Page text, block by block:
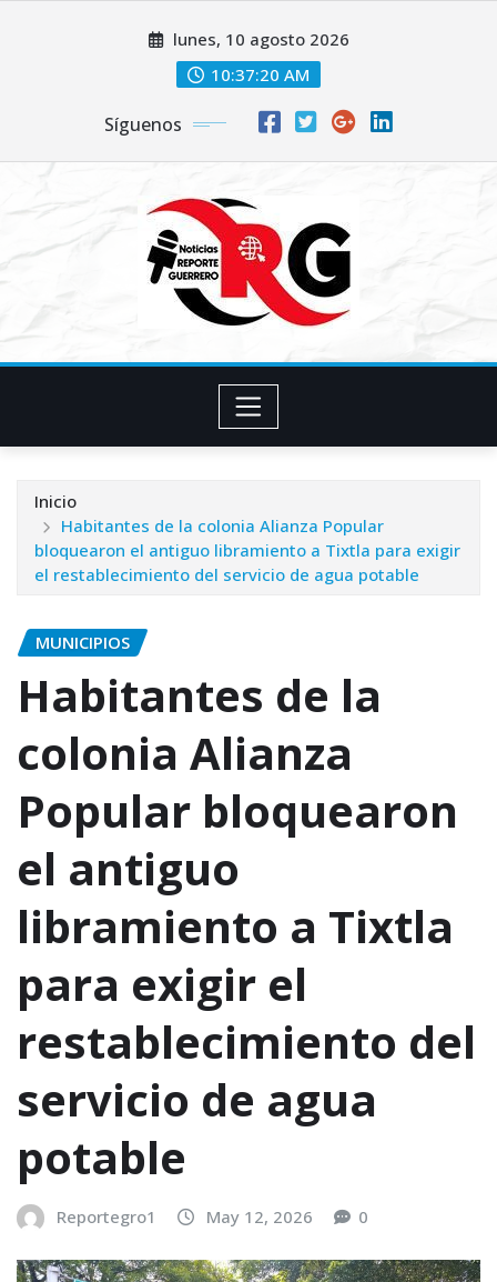
lunes, 10 agosto 2026
10:37:21 AM
Síguenos
Inicio
Habitantes de la colonia Alianza Popular
bloquearon el antiguo libramiento a Tixtla para exigir
el restablecimiento del servicio de agua potable
MUNICIPIOS
Habitantes de la
colonia Alianza
Popular bloquearon
el antiguo
libramiento a Tixtla
para exigir el
restablecimiento del
servicio de agua
potable
Reportegro1 May 12, 2026 0